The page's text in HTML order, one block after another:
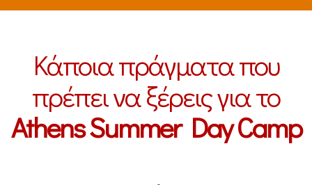
Κάποια πράγματα που
πρέπει να ξέρεις για το
Athens Summer Day Camp